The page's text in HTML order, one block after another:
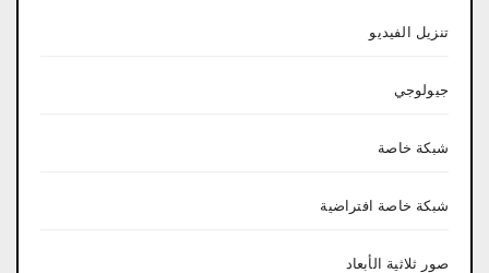
تنزيل الفيديو
جيولوجي
شبكة خاصة
شبكة خاصة افتراضية
صور ثلاثية الأبعاد